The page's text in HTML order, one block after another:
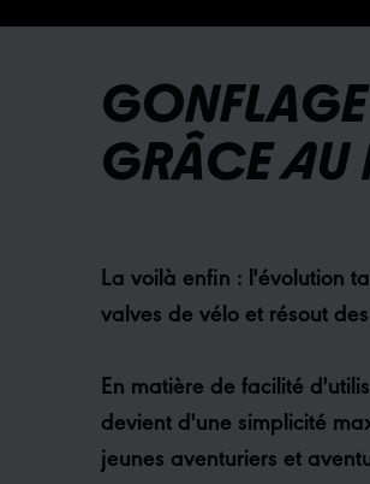
GRÂCE AU
La voilà enfin : l'évolution
valves de vélo et résout
En matière de facilité
devient d'une simplicité
jeunes aventuriers et